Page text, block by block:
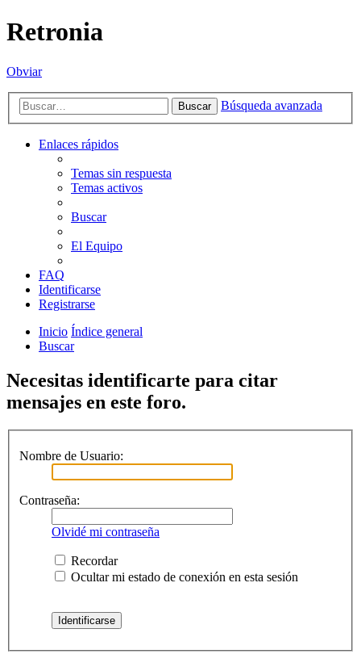
Retronia
Obviar
Buscar Búsqueda avanzada
Enlaces rápidos
Temas sin respuesta
Temas activos
Buscar
El Equipo
FAQ
Identificarse
Registrarse
Inicio Índice general
Buscar
Necesitas identificarte para citar
mensajes en este foro.
Nombre de Usuario:
Contraseña:
Olvidé mi contraseña
Recordar
Ocultar mi estado de conexión en esta sesión